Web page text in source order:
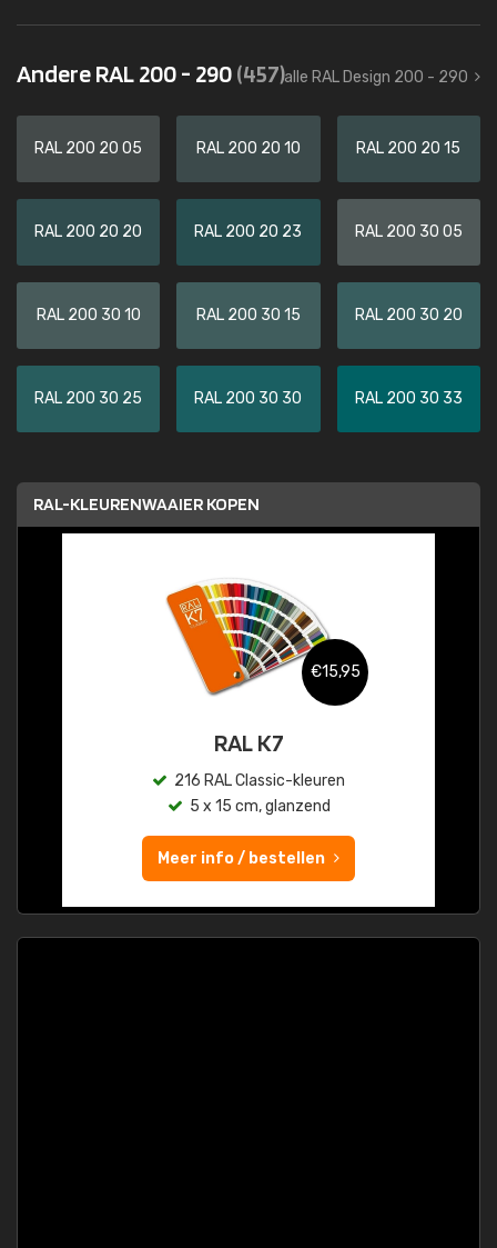
Andere RAL 200 - 290(457)alle RAL Design 200 - 290
RAL 200 20 05 RAL 200 20 10 RAL 200 20 15
RAL 200 20 20 RAL 200 20 23 RAL 200 30 05
RAL 200 30 10 RAL 200 30 15 RAL 200 30 20
RAL 200 30 25 RAL 200 30 30 RAL 200 30 33
RAL-KLEURENWAAIER KOPEN
€15,95
RAL K7
216 RAL Classic-kleuren
5 x 15 cm, glanzend
Meer info / bestellen